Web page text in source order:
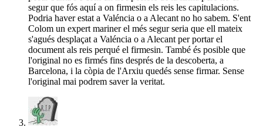
segur que fós aquí a on firmesin els reis les capitulacions.
Podria haver estat a Valéncia o a Alecant no ho sabem. S'ent
Colom un expert mariner el més segur seria que ell mateix
s'agués desplaçat a Valéncia o a Alecant per portar el
document als reis perqué el firmesin. També és posible que
l'original no es firmés fins després de la descoberta, a
Barcelona, i la còpia de l'Arxiu quedés sense firmar. Sense
l'original mai podrem saver la veritat.